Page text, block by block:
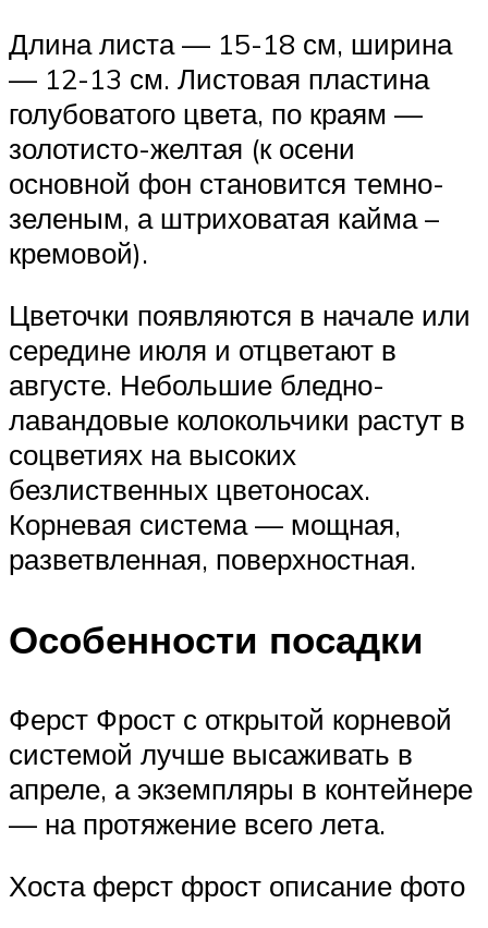
Длина листа — 15-18 см, ширина
— 12-13 см. Листовая пластина
голубоватого цвета, по краям —
золотисто-желтая (к осени
основной фон становится темно-
зеленым, а штриховатая кайма –
кремовой).
Цветочки появляются в начале или
середине июля и отцветают в
августе. Небольшие бледно-
лавандовые колокольчики растут в
соцветиях на высоких
безлиственных цветоносах.
Корневая система — мощная,
разветвленная, поверхностная.
Особенности посадки
Ферст Фрост с открытой корневой
системой лучше высаживать в
апреле, а экземпляры в контейнере
— на протяжение всего лета.
Хоста ферст фрост описание фото